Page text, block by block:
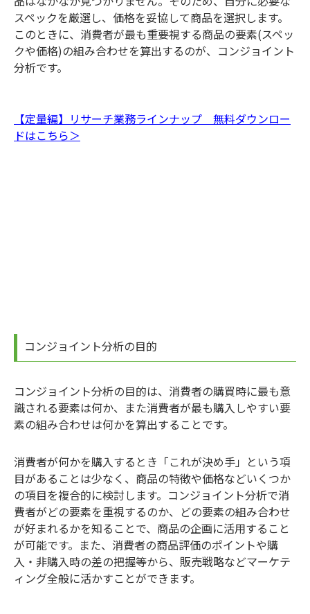
スペックを厳選し、価格を妥協して商品を選択します。
このときに、消費者が最も重要視する商品の要素(スペッ
クや価格)の組み合わせを算出するのが、コンジョイント
分析です。
【定量編】リサーチ業務ラインナップ 無料ダウンロー
ドはこちら＞
コンジョイント分析の目的
コンジョイント分析の目的は、消費者の購買時に最も意
識される要素は何か、また消費者が最も購入しやすい要
素の組み合わせは何かを算出することです。
消費者が何かを購入するとき「これが決め手」という項
目があることは少なく、商品の特徴や価格などいくつか
の項目を複合的に検討します。コンジョイント分析で消
費者がどの要素を重視するのか、どの要素の組み合わせ
が好まれるかを知ることで、商品の企画に活用すること
が可能です。また、消費者の商品評価のポイントや購
入・非購入時の差の把握等から、販売戦略などマーケテ
ィング全般に活かすことができます。